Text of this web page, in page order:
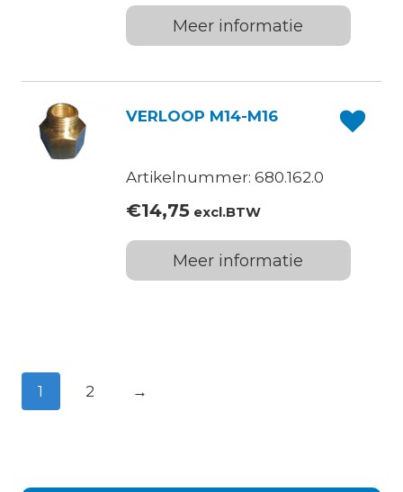
Meer informatie
VERLOOP M14-M16
Artikelnummer: 680.162.0
€14,75excl.BTW
Meer informatie
1 2 →